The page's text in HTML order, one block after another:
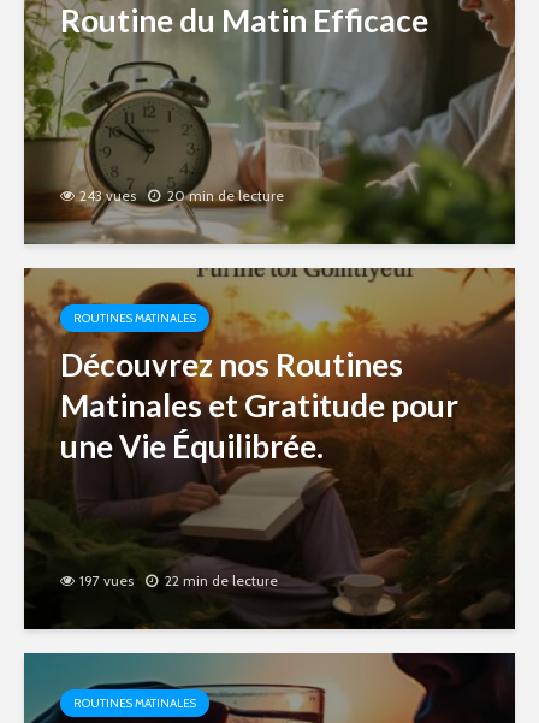
Routine du Matin Efficace
243 vues 20 min de lecture
ROUTINES MATINALES
Découvrez nos Routines
Matinales et Gratitude pour
une Vie Équilibrée.
197 vues 22 min de lecture
ROUTINES MATINALES